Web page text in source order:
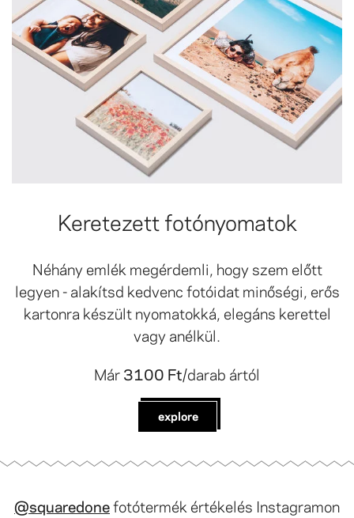
Keretezett fotónyomatok
Néhány emlék megérdemli, hogy szem előtt
legyen - alakítsd kedvenc fotóidat minőségi, erős
kartonra készült nyomatokká, elegáns kerettel
vagy anélkül.
Már3100 Ft/darab ártól
explore
@squaredonefotótermék értékelés Instagramon